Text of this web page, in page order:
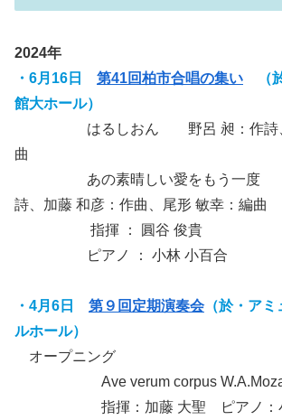
2024年
・6月16日 第41回柏市合唱の集い
（
館大ホール）
はるしおん 野呂 昶：作詩、
曲
あの素晴しい愛をもう一度
詩、加藤 和彦：作曲、尾形 敏幸：編曲
指揮 ： 圓谷 俊貴
ピアノ ： 小林 小百合
・4月6日 第９回定期演奏会（於・アミ
ルホール）
オープニング
Ave verum corpus
指揮：加藤 大聖 ピアノ：小